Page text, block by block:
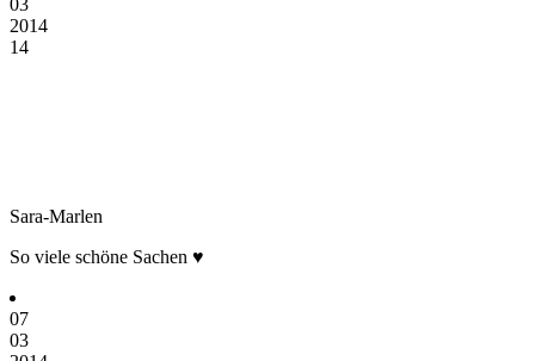
2014
14
Sara-Marlen
So viele schöne Sachen ♥
07
03